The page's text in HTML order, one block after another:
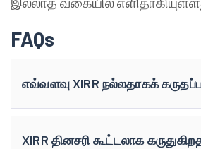
FAQs
எவ்வளவு XIRR நல்லதாகக்
XIRR தினசரி கூட்டலாக